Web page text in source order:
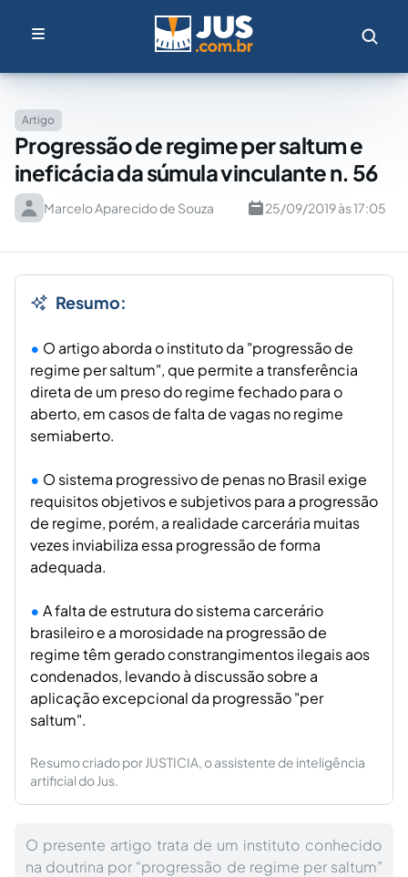
Artigo
Progressão de regime per saltum e
ineficácia da súmula vinculante n. 56
Marcelo Aparecido de Souza 25/09/2019 às 17:05
Resumo:
O artigo aborda o instituto da "progressão de
regime per saltum", que permite a transferência
direta de um preso do regime fechado para o
aberto, em casos de falta de vagas no regime
semiaberto.
O sistema progressivo de penas no Brasil exige
requisitos objetivos e subjetivos para a progressão
de regime, porém, a realidade carcerária muitas
vezes inviabiliza essa progressão de forma
adequada.
A falta de estrutura do sistema carcerário
brasileiro e a morosidade na progressão de
regime têm gerado constrangimentos ilegais aos
condenados, levando à discussão sobre a
aplicação excepcional da progressão "per
saltum".
Resumo criado por JUSTICIA, o assistente de inteligência
artificial do Jus.
O presente artigo trata de um instituto conhecido
na doutrina por “progressão de regime per saltum”